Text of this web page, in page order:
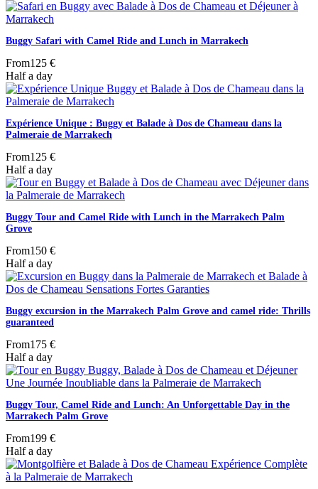
Buggy Safari with Camel Ride and Lunch in Marrakech
From125 €
Half a day
Expérience Unique : Buggy et Balade à Dos de Chameau dans la
Palmeraie de Marrakech
From125 €
Half a day
Buggy Tour and Camel Ride with Lunch in the Marrakech Palm
Grove
From150 €
Half a day
Buggy excursion in the Marrakech Palm Grove and camel ride: Thrills
guaranteed
From175 €
Half a day
Buggy Tour, Camel Ride and Lunch: An Unforgettable Day in the
Marrakech Palm Grove
From199 €
Half a day